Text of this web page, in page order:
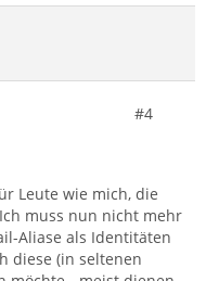
#4
Leute wie mich, die
muss nun nicht mehr
Aliase als Identitäten
diese (in seltenen